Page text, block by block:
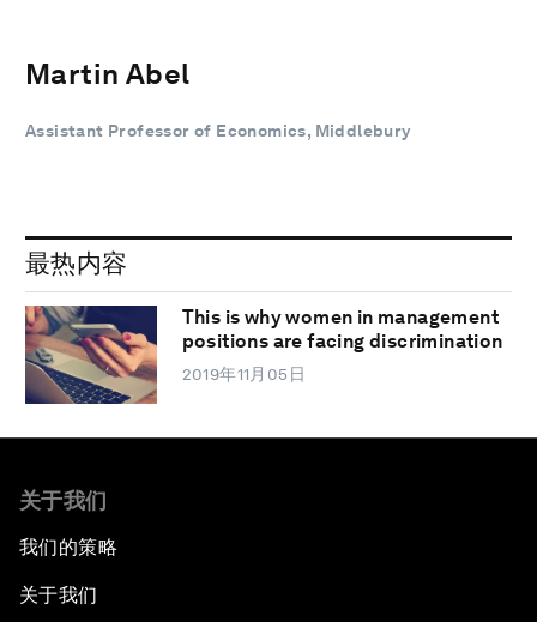
Martin Abel
Assistant Professor of Economics, Middlebury
最热内容
This is why women in management
positions are facing discrimination
2019年11月05日
关于我们
我们的策略
关于我们